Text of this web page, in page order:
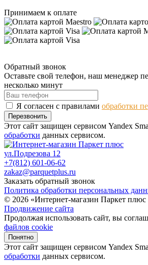
Принимаем к оплате
Обратный звонок
Оставьте свой телефон, наш менеджер
несколько минут
Я согласен с правилами обработки
Перезвонить
Этот сайт защищен сервисом Yandex
обработки данных сервисом.
ул.Подрезова 12
+7(812) 601-06-62
zakaz@parquetplus.ru
Заказать обратный звонок
Политика обработки персональных
© 2026 «Интернет-магазин Паркет плюс
Продвижение сайта
Продолжая использовать сайт, вы
файлов cookie
Понятно
Этот сайт защищен сервисом Yandex
обработки данных сервисом.